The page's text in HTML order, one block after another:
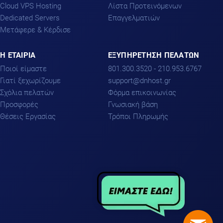
Cloud VPS Hosting
Dedicated Servers
Μετάφερε & Κέρδισε
Λίστα Προτεινόμενων
Επαγγελματιών
H ΕΤΑΙΡΙΑ
Ποιοί είμαστε
Γιατί ξεχωρίζουμε
Σχόλια πελατών
Προσφορές
Θέσεις Εργασίας
ΕΞΥΠΗΡΕΤΗΣΗ ΠΕΛΑΤΩΝ
801.300.3520 - 210.953.6767
support
dnhost.gr
Φόρμα επικοινωνίας
Γνωσιακή βάση
Τρόποι Πληρωμής